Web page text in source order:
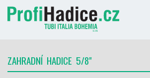
ZAHRADNÍ HADICE 5/8"